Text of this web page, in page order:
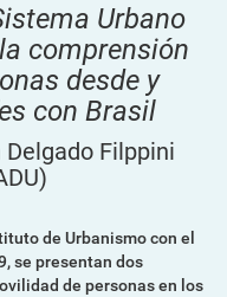
Urbano
comprensión
desde y
con Brasil
Filppini
de Urbanismo con el
se presentan dos
de personas en los